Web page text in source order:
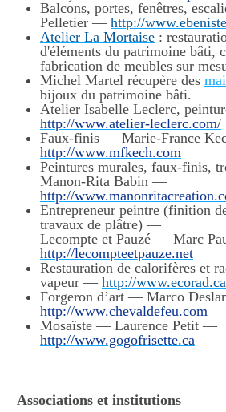
Balcons, portes, fenêtres,
Pelletier — http://
Atelier La Mortaise :
d'éléments du patrimoine bâti,
fabrication de meubles sur
Michel Martel récupère des
bijoux du patrimoine bâti.
Atelier Isabelle Leclerc,
http://www.atelier-leclerc.com/
Faux-finis — Marie-France
http://www.mfkech.com
Peintures murales, faux-finis,
Manon-Rita Babin —
http://
Entrepreneur peintre (finition
travaux de plâtre) —
Lecompte et Pauzé — Marc
http://lecompteetpauze.net
Restauration de calorifères et
vapeur — http://
Forgeron d’art — Marco
http://www.chevaldefeu.com
Mosaïste — Laurence Petit —
http://www.gogofrisette.ca
Associations et institutions